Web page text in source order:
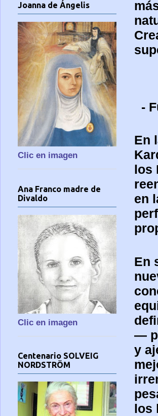
-
En
los
en
En
—
y
los
Joanna de Ángelis
Clic en imagen
Ana Franco madre de
Divaldo
Clic en imagen
Centenario SOLVEIG
NORDSTRÖM